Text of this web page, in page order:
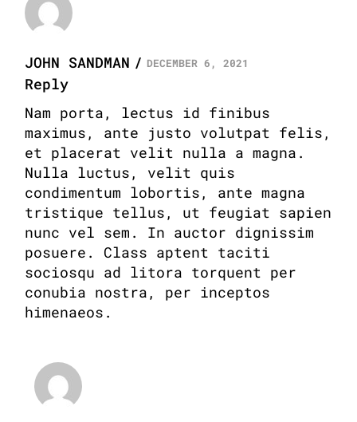
JOHN SANDMAN DECEMBER 6, 2021
Reply
Nam porta, lectus id finibus
maximus, ante justo volutpat felis,
et placerat velit nulla a magna.
Nulla luctus, velit quis
condimentum lobortis, ante magna
tristique tellus, ut feugiat sapien
nunc vel sem. In auctor dignissim
posuere. Class aptent taciti
sociosqu ad litora torquent per
conubia nostra, per inceptos
himenaeos.